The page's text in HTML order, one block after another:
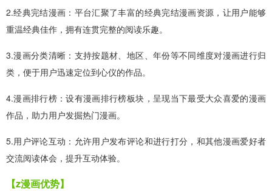
2.经典完结漫画：平台汇聚了丰富的经典完结漫画资源，让用户能够
重温经典佳作，拥有连贯完整的阅读乐趣。
3.漫画分类清晰：支持按题材、地区、年份等不同维度对漫画进行归
类，便于用户迅速定位到心仪的作品。
4.漫画排行榜：设有漫画排行榜板块，呈现当下最受大众喜爱的漫画
作品，助力用户发掘热门漫画。
5.用户评论互动：允许用户发布评论和进行打分，和其他漫画爱好者
交流阅读体会，提升互动体验。
【z漫画优势】